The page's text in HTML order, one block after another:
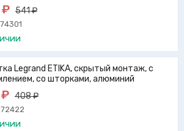
₽ 541 ₽
Legrand ETIKA, скрытый монтаж, с
со шторками, алюминий
408 ₽